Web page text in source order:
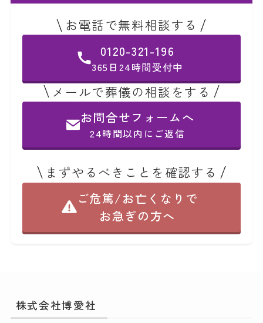
お電話で無料相談する
0120-321-196
365日24時間受付中
メールで葬儀の相談をする
お問合せフォームへ
24時間以内にご返信
まずやるべきことを確認する
ご危篤/お亡くなりで
お急ぎの方へ
株式会社博愛社